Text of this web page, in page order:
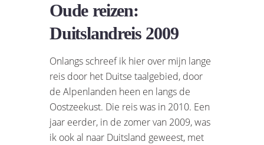
Oude reizen:
Duitslandreis 2009
Onlangs schreef ik hier over mijn lange
reis door het Duitse taalgebied, door
de Alpenlanden heen en langs de
Oostzeekust. Die reis was in 2010. Een
jaar eerder, in de zomer van 2009, was
ik ook al naar Duitsland geweest, met